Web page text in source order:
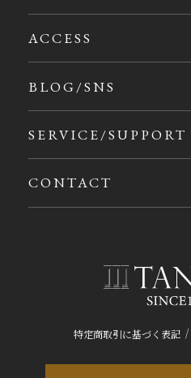
特定商取引に基づく表記 /
ACCESS
BLOG/SNS
SERVICE/SUPPORT
CONTACT